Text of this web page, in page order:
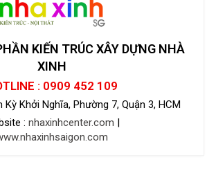
KIẾN TRÚC XÂY DỰNG NHÀ
XINH
: 0909 452 109
Khởi Nghĩa, Phường 7, Quận 3, HCM
: nhaxinhcenter.com |